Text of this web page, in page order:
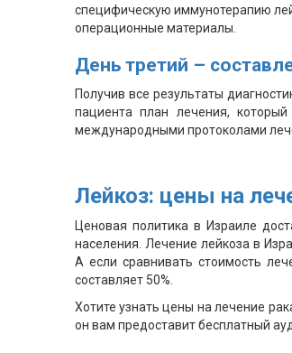
специфическую иммунотерапию
операционные материалы.
День третий –
Получив все результаты
пациента план лечения,
международными протоколами
Лейкоз: цены на
Ценовая политика в Израиле
населения. Лечение лейкоза в
А если сравнивать стоимость
составляет 50%.
Хотите узнать цены на лечение
он вам предоставит бесплатный